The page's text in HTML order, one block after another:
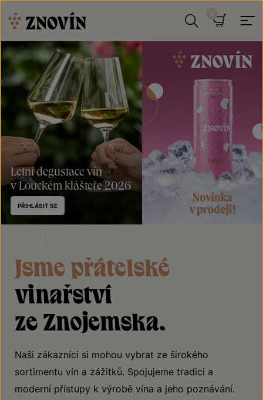
HledatKošík
Letní degustace vín
v Louckém klášteře 2026
PŘIHLÁSIT SE
Jsme přátelské
vinařství
ze Znojemska.
Naši zákazníci si mohou vybrat ze širokého
sortimentu vín a zážitků. Spojujeme tradici a
moderní přístupy k výrobě vína a jeho poznávání.